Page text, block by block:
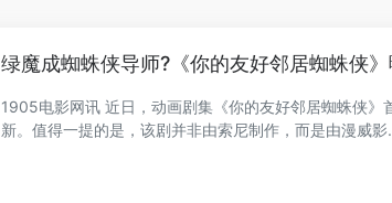
绿魔成蜘蛛侠导师?《你的友好邻居蜘蛛侠
1905电影网讯 近日，动画剧集《你的友好邻居蜘蛛侠
新。值得一提的是，该剧并非由索尼制作，而是由漫威影